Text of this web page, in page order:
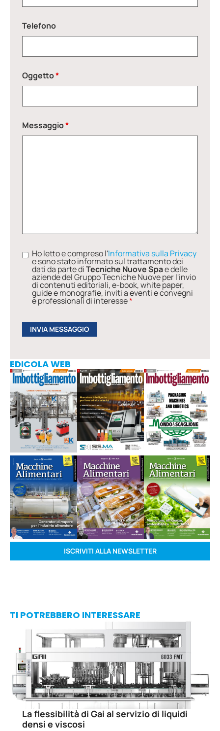
Telefono
Oggetto*
Messaggio*
Ho letto e compreso l'Informativa sulla Privacy
e sono stato informato sul trattamento dei
dati da parte diTecniche Nuove Spae delle
aziende del Gruppo Tecniche Nuove per l'invio
di contenuti editoriali, e-book, white paper,
guide e monografie, inviti a eventi e convegni
e professionali di interesse*
EDICOLA WEB
ISCRIVITI ALLA NEWSLETTER
TI POTREBBERO INTERESSARE
La flessibilità di Gai al servizio di liquidi
densi e viscosi